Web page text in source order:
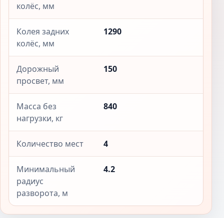
колёс, мм
Колея задних
колёс, мм
1290
Дорожный
просвет, мм
150
Масса без
нагрузки, кг
840
Количество мест 4
Минимальный
радиус
разворота, м
4.2